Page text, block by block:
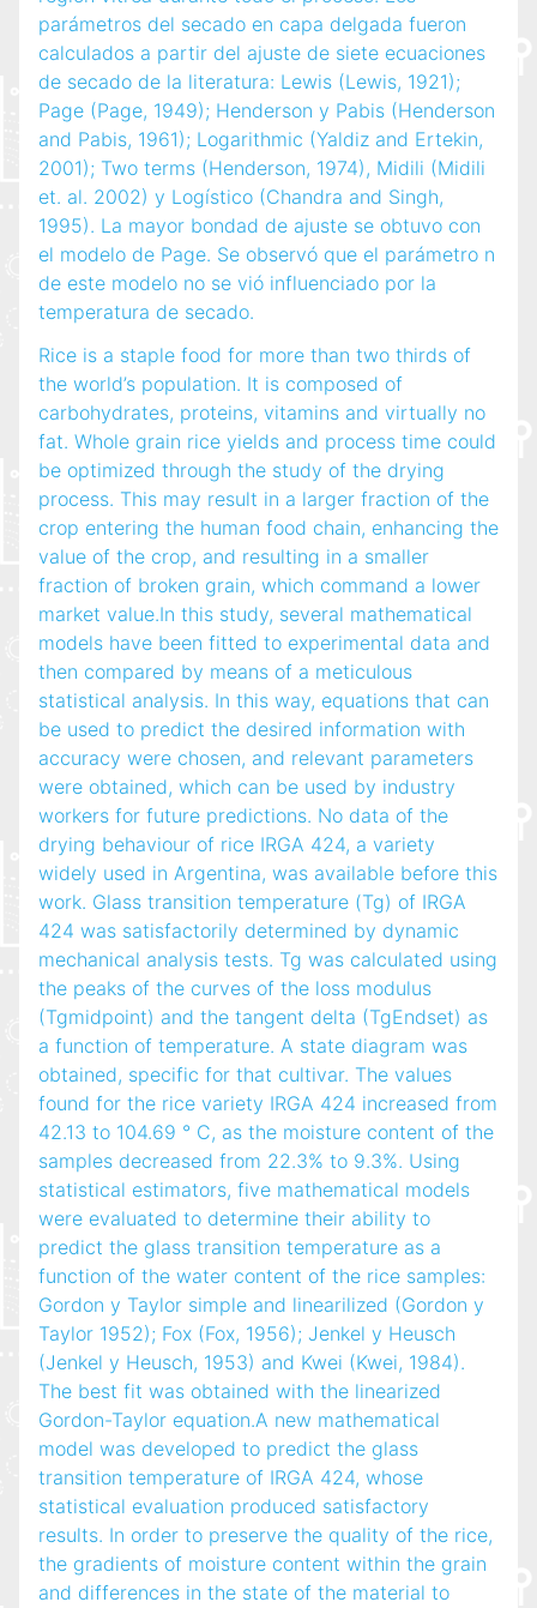
parámetros del secado en capa delgada fueron
calculados a partir del ajuste de siete ecuaciones
de secado de la literatura: Lewis (Lewis, 1921);
Page (Page, 1949); Henderson y Pabis (Henderson
and Pabis, 1961); Logarithmic (Yaldiz and Ertekin,
2001); Two terms (Henderson, 1974), Midili (Midili
et. al. 2002) y Logístico (Chandra and Singh,
1995). La mayor bondad de ajuste se obtuvo con
el modelo de Page. Se observó que el parámetro n
de este modelo no se vió influenciado por la
temperatura de secado.
Rice is a staple food for more than two thirds of
the world’s population. It is composed of
carbohydrates, proteins, vitamins and virtually no
fat. Whole grain rice yields and process time could
be optimized through the study of the drying
process. This may result in a larger fraction of the
crop entering the human food chain, enhancing the
value of the crop, and resulting in a smaller
fraction of broken grain, which command a lower
market value.In this study, several mathematical
models have been fitted to experimental data and
then compared by means of a meticulous
statistical analysis. In this way, equations that can
be used to predict the desired information with
accuracy were chosen, and relevant parameters
were obtained, which can be used by industry
workers for future predictions. No data of the
drying behaviour of rice IRGA 424, a variety
widely used in Argentina, was available before this
work. Glass transition temperature (Tg) of IRGA
424 was satisfactorily determined by dynamic
mechanical analysis tests. Tg was calculated using
the peaks of the curves of the loss modulus
(Tgmidpoint) and the tangent delta (TgEndset) as
a function of temperature. A state diagram was
obtained, specific for that cultivar. The values
found for the rice variety IRGA 424 increased from
42.13 to 104.69 ° C, as the moisture content of the
samples decreased from 22.3% to 9.3%. Using
statistical estimators, five mathematical models
were evaluated to determine their ability to
predict the glass transition temperature as a
function of the water content of the rice samples:
Gordon y Taylor simple and linearilized (Gordon y
Taylor 1952); Fox (Fox, 1956); Jenkel y Heusch
(Jenkel y Heusch, 1953) and Kwei (Kwei, 1984).
The best fit was obtained with the linearized
Gordon-Taylor equation.A new mathematical
model was developed to predict the glass
transition temperature of IRGA 424, whose
statistical evaluation produced satisfactory
results. In order to preserve the quality of the rice,
the gradients of moisture content within the grain
and differences in the state of the material to